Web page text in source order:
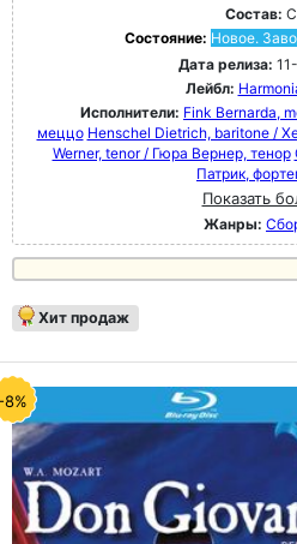
Состав:
Состояние: Новое.
Дата релиза:
Лейбл:
Исполнители: Fink Bernarda,
меццо Henschel Dietrich, baritone /
Werner, tenor / Гюра Вернер, тенор
Патрик,
Показать
Жанры:
Хит продаж
8%